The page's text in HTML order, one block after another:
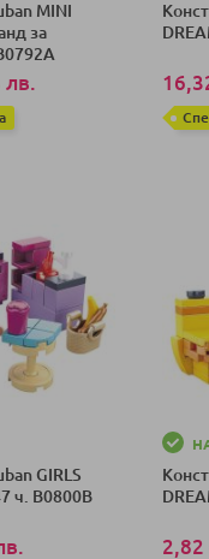
MINI
за
лв.
GIRLS
ч. B0800B
2,82